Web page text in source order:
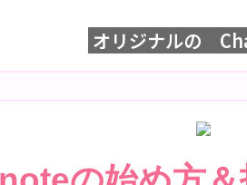
オリジナルの